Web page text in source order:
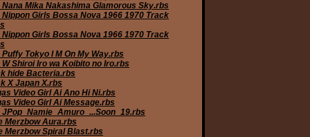
Nana Mika Nakashima Glamorous Sky.rbs
Nippon Girls Bossa Nova 1966 1970 Track
Nippon Girls Bossa Nova 1966 1970 Track
Puffy Tokyo I M On My Way.rbs
W Shiroi Iro wa Koibito no Iro.rbs
hide Bacteria.rbs
X Japan X.rbs
Video Girl Ai Ano Hi Ni.rbs
Video Girl Ai Message.rbs
Merzbow Aura.rbs
Merzbow Spiral Blast.rbs